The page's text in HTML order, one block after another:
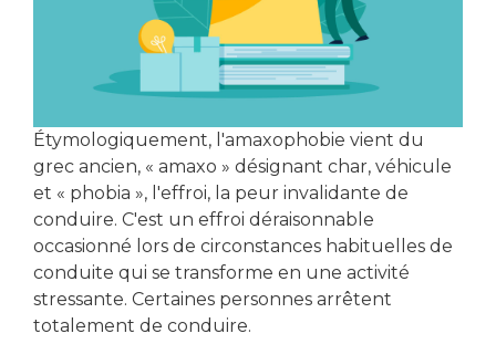
Étymologiquement, l'amaxophobie vient du
grec ancien, « amaxo » désignant char, véhicule
et « phobia », l'effroi, la peur invalidante de
conduire. C'est un effroi déraisonnable
occasionné lors de circonstances habituelles de
conduite qui se transforme en une activité
stressante. Certaines personnes arrêtent
totalement de conduire.